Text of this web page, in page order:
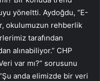
yöneltti. Aydoğdu, “E-
okulumuzun rehberlik
tarafından
alınabiliyor.” CHP
var mı?” sorusunu
anda elimizde bir veri